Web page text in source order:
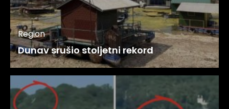
Region
Dunav srušio stoljetni rekord